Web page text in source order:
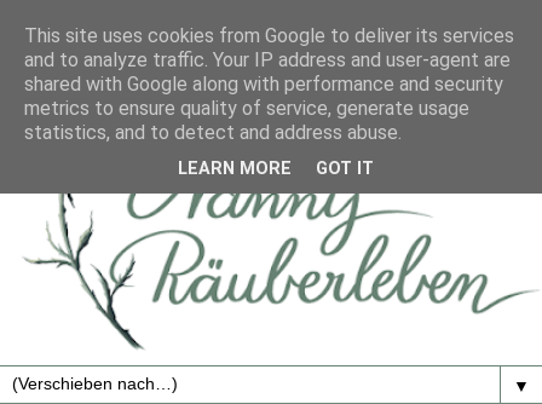
▼
This site uses cookies from Google to deliver its services
and to analyze traffic. Your IP address and user-agent are
shared with Google along with performance and security
metrics to ensure quality of service, generate usage
statistics, and to detect and address abuse.
LEARN MORE GOT IT